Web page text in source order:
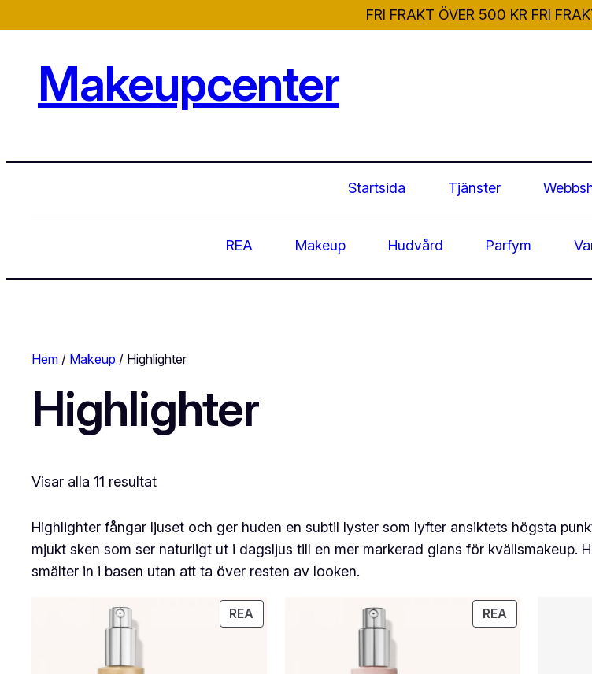
FRI FRAKT ÖVER 500 KR FRI
Makeupcenter
Startsida Tjänster
REA Makeup Hudvård Parfym
Hem / Makeup / Highlighter
Highlighter
Visar alla 11 resultat
Highlighter fångar ljuset och ger huden en subtil lyster som lyfter ansiktets högsta
mjukt sken som ser naturligt ut i dagsljus till en mer markerad glans för
smälter in i basen utan att ta över resten av looken.
REA
PÅ
REAPRODUKTER
PÅ